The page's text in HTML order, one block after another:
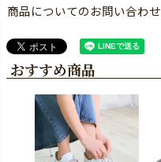
商品についてのお問い合わせ
おすすめ商品